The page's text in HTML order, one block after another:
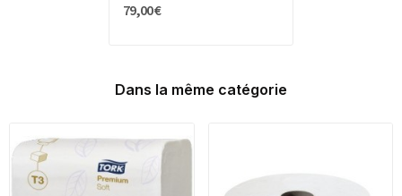
79,00 €
Dans la même catégorie